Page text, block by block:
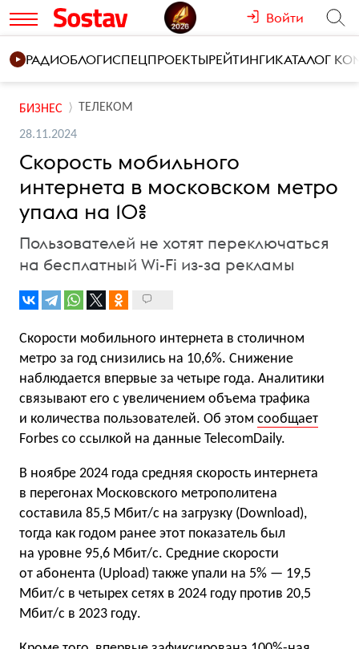
Войти
РАДИОБЛОГИСПЕЦПРОЕКТЫРЕЙТИНГИКАТАЛОГ
БИЗНЕС ТЕЛЕКОМ
28.11.2024
Скорость мобильного
интернета в московском метро
упала на 10%
Пользователей не хотят переключаться
на бесплатный Wi-Fi из-за рекламы
Скорости мобильного интернета в столичном
метро за год снизились на 10,6%. Снижение
наблюдается впервые за четыре года. Аналитики
связывают его с увеличением объема трафика
и количества пользователей. Об этом сообщает
Forbes со ссылкой на данные TelecomDaily.
В ноябре 2024 года средняя скорость интернета
в перегонах Московского метрополитена
составила 85,5 Мбит/с на загрузку (Download),
тогда как годом ранее этот показатель был
на уровне 95,6 Мбит/с. Средние скорости
от абонента (Upload) также упали на 5% — 19,5
Мбит/с в четырех сетях в 2024 году против 20,5
Мбит/с в 2023 году.